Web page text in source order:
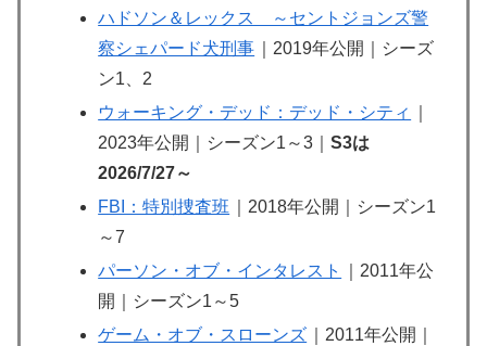
ハドソン＆レックス ～セントジョンズ警
察シェパード犬刑事 ｜2019年公開｜シーズ
ン1、2
ウォーキング・デッド：デッド・シティ
2023年公開｜シーズン1～3｜S3は
2026/7/27～
FBI：特別捜査班
｜2018年公開｜シーズン1
～7
パーソン・オブ・インタレスト
｜2011年公
開｜シーズン1～5
ゲーム・オブ・スローンズ ｜2011年公開｜